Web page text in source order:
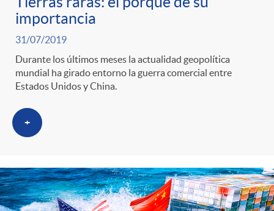
importancia
31/07/2019
Durante los últimos meses la actualidad geopolítica
mundial ha girado entorno la guerra comercial entre
Estados Unidos y China.
+